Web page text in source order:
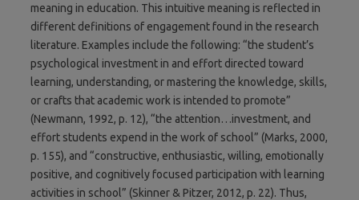
meaning in education. This intuitive meaning is reflected in
different definitions of engagement found in the research
literature. Examples include the following: “the student’s
psychological investment in and effort directed toward
learning, understanding, or mastering the knowledge, skills,
or crafts that academic work is intended to promote”
(Newmann, 1992, p. 12), “the attention…investment, and
effort students expend in the work of school” (Marks, 2000,
p. 155), and “constructive, enthusiastic, willing, emotionally
positive, and cognitively focused participation with learning
activities in school” (Skinner & Pitzer, 2012, p. 22). Thus,